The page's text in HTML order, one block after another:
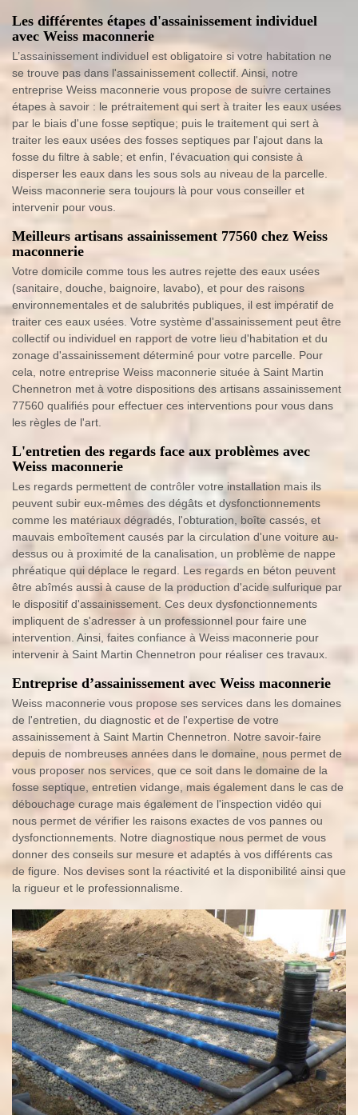
Les différentes étapes d'assainissement individuel
avec Weiss maconnerie
L’assainissement individuel est obligatoire si votre habitation ne
se trouve pas dans l'assainissement collectif. Ainsi, notre
entreprise Weiss maconnerie vous propose de suivre certaines
étapes à savoir : le prétraitement qui sert à traiter les eaux usées
par le biais d'une fosse septique; puis le traitement qui sert à
traiter les eaux usées des fosses septiques par l'ajout dans la
fosse du filtre à sable; et enfin, l'évacuation qui consiste à
disperser les eaux dans les sous sols au niveau de la parcelle.
Weiss maconnerie sera toujours là pour vous conseiller et
intervenir pour vous.
Meilleurs artisans assainissement 77560 chez Weiss
maconnerie
Votre domicile comme tous les autres rejette des eaux usées
(sanitaire, douche, baignoire, lavabo), et pour des raisons
environnementales et de salubrités publiques, il est impératif de
traiter ces eaux usées. Votre système d'assainissement peut être
collectif ou individuel en rapport de votre lieu d'habitation et du
zonage d'assainissement déterminé pour votre parcelle. Pour
cela, notre entreprise Weiss maconnerie située à Saint Martin
Chennetron met à votre dispositions des artisans assainissement
77560 qualifiés pour effectuer ces interventions pour vous dans
les règles de l'art.
L'entretien des regards face aux problèmes avec
Weiss maconnerie
Les regards permettent de contrôler votre installation mais ils
peuvent subir eux-mêmes des dégâts et dysfonctionnements
comme les matériaux dégradés, l'obturation, boîte cassés, et
mauvais emboîtement causés par la circulation d'une voiture au-
dessus ou à proximité de la canalisation, un problème de nappe
phréatique qui déplace le regard. Les regards en béton peuvent
être abîmés aussi à cause de la production d'acide sulfurique par
le dispositif d'assainissement. Ces deux dysfonctionnements
impliquent de s'adresser à un professionnel pour faire une
intervention. Ainsi, faites confiance à Weiss maconnerie pour
intervenir à Saint Martin Chennetron pour réaliser ces travaux.
Entreprise d’assainissement avec Weiss maconnerie
Weiss maconnerie vous propose ses services dans les domaines
de l'entretien, du diagnostic et de l'expertise de votre
assainissement à Saint Martin Chennetron. Notre savoir-faire
depuis de nombreuses années dans le domaine, nous permet de
vous proposer nos services, que ce soit dans le domaine de la
fosse septique, entretien vidange, mais également dans le cas de
débouchage curage mais également de l'inspection vidéo qui
nous permet de vérifier les raisons exactes de vos pannes ou
dysfonctionnements. Notre diagnostique nous permet de vous
donner des conseils sur mesure et adaptés à vos différents cas
de figure. Nos devises sont la réactivité et la disponibilité ainsi que
la rigueur et le professionnalisme.